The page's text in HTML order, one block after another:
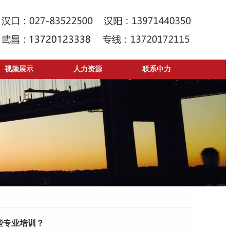
视频展示 人力资源 联系中力
业培训？